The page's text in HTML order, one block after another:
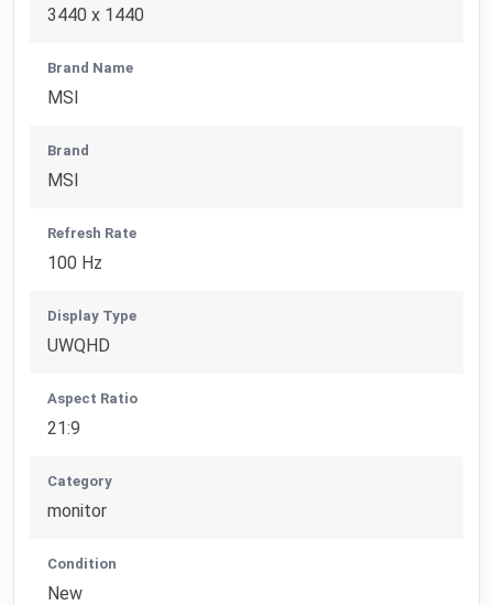
3440 x 1440
Brand Name
MSI
Brand
MSI
Refresh Rate
100 Hz
Display Type
UWQHD
Aspect Ratio
21:9
Category
monitor
Condition
New